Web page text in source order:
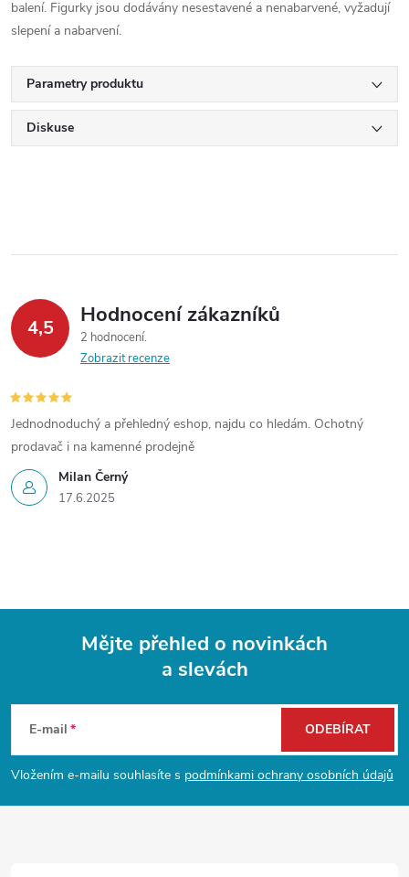
balení. Figurky jsou dodávány nesestavené a nenabarvené, vyžadují
slepení a nabarvení.
Parametry produktu
Diskuse
4,5 Hodnocení zákazníků
2 hodnocení
Zobrazit recenze
Milan Černý
17.6.2025
Jednodnoduchý a přehledný eshop, najdu co hledám. Ochotný
prodavač i na kamenné prodejně
p
a
Mějte přehled o novinkách
a slevách
E-mail
Vložením e-mailu souhlasíte s podmínkami ochrany osobních údajů
ODEBÍRAT